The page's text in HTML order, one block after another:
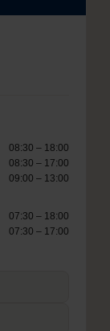
08:30 – 18:00
08:30 – 17:00
09:00 – 13:00
07:30 – 18:00
07:30 – 17:00